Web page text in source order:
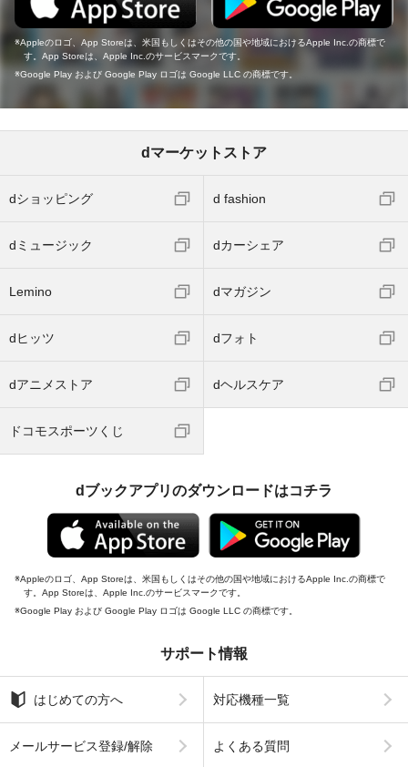
Appleのロゴ、App Storeは、米国もしくはその他の国や地域におけるApple Inc.の商標で
す。App Storeは、Apple Inc.のサービスマークです。
Google Play および Google Play ロゴは Google LLC の商標です。
dマーケットストア
dショッピング d fashion
dミュージック dカーシェア
Lemino dマガジン
dヒッツ dフォト
dアニメストア dヘルスケア
ドコモスポーツくじ
dブックアプリのダウンロードはコチラ
Appleのロゴ、App Storeは、米国もしくはその他の国や地域におけるApple Inc.の商標で
す。App Storeは、Apple Inc.のサービスマークです。
Google Play および Google Play ロゴは Google LLC の商標です。
サポート情報
はじめての方へ 対応機種一覧
メールサービス登録/解除 よくある質問